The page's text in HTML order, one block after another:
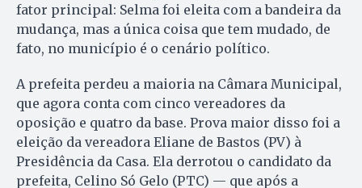
fator principal: Selma foi eleita com a bandeira da
mudança, mas a única coisa que tem mudado, de
fato, no município é o cenário po­lítico.
A prefeita perdeu a maioria na Câmara Municipal,
que agora conta com cinco vereadores da
oposição e quatro da base. Prova maior disso foi a
eleição da vereadora Eliane de Bastos (PV) à
Presidência da Casa. Ela derrotou o candidato da
prefeita, Celino Só Gelo (PTC) — que após a